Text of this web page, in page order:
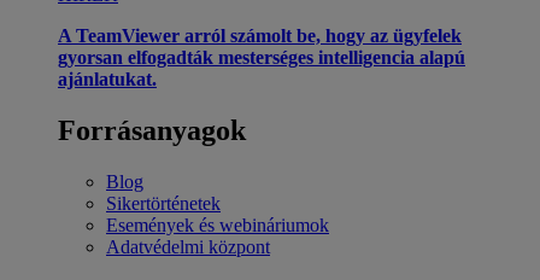
A TeamViewer arról számolt be, hogy az ügyfelek
gyorsan elfogadták mesterséges intelligencia alapú
ajánlatukat.
Forrásanyagok
Blog
Sikertörténetek
Események és webináriumok
Adatvédelmi központ